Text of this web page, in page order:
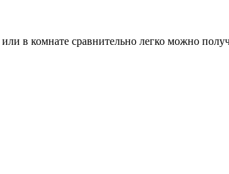
или в комнате сравнительно легко можно